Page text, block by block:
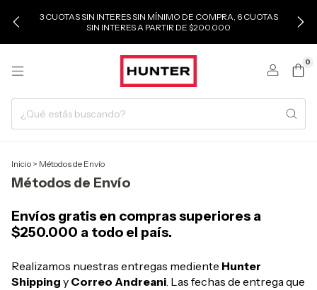
3 CUOTAS SIN INTERES SIN MÍNIMO DE COMPRA, 6 CUOTAS
SIN INTERES A PARTIR DE $200.000
0
Inicio > Métodos de Envío
Métodos de Envío
Envíos gratis en compras superiores a
$250.000 a todo el país.
Realizamos nuestras entregas mediente Hunter
Shipping y Correo Andreani. Las fechas de entrega que